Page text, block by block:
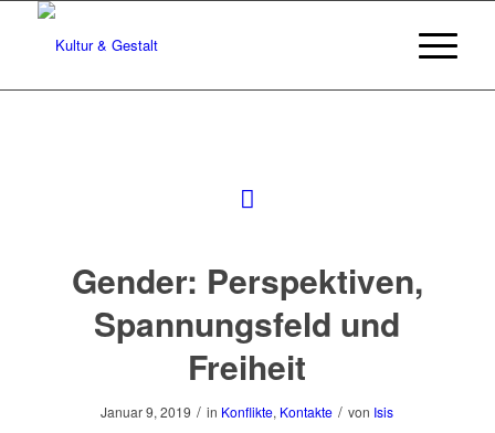
Gender: Perspektiven,
Spannungsfeld und
Freiheit
Januar 9, 2019 / in Konflikte, Kontakte / von Isis